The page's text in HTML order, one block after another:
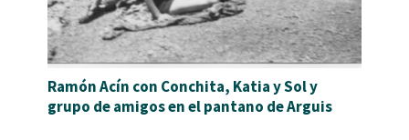
Ramón Acín con Conchita, Katia y Sol y
grupo de amigos en el pantano de Arguis